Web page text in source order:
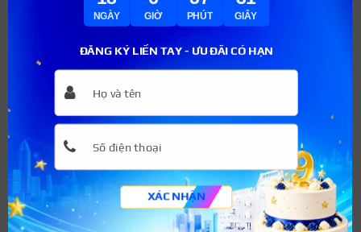
ĐĂNG KÝ LIỀN TAY - ƯU ĐÃI CÓ HẠN
NGÀY GIỜ PHÚT GIÂY
XÁC NHẬN